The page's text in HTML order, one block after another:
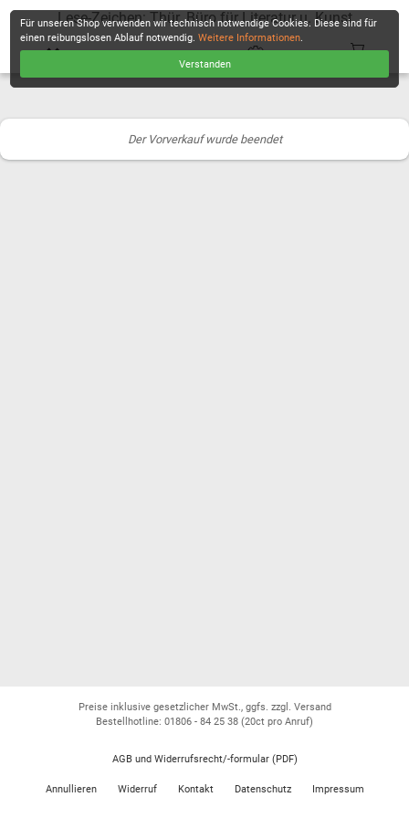
Lese-Zeichen: Thür. Büro für Literatur u. Kunst
Der Vorverkauf wurde beendet
Für unseren Shop verwenden wir technisch notwendige Cookies. Diese sind für
einen reibungslosen Ablauf notwendig.Weitere Informationen.
Verstanden
Preise inklusive gesetzlicher MwSt., ggfs. zzgl. Versand
Bestellhotline: 01806 - 84 25 38 (20ct pro Anruf)
AGB und Widerrufsrecht/-formular (PDF)
Annullieren Widerruf Kontakt Datenschutz Impressum